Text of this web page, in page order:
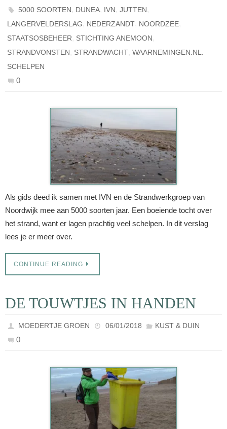
5000 SOORTEN, DUNEA, IVN,JUTTEN,
LANGERVELDERSLAG, NEDERZANDT, NOORDZEE,
STAATSOSBEHEER, STICHTING ANEMOON,
STRANDVONSTEN, STRANDWACHT, WAARNEMINGEN.NL.
SCHELPEN
0
Als gids deed ik samen met IVN en de Strandwerkgroep van
Noordwijk mee aan 5000 soorten jaar. Een boeiende tocht over
het strand, want er lagen prachtig veel schelpen. In dit verslag
lees je er meer over.
CONTINUE READING
DE TOUWTJES IN HANDEN
MOEDERTJE GROEN 06/01/2018 KUST & DUIN
0